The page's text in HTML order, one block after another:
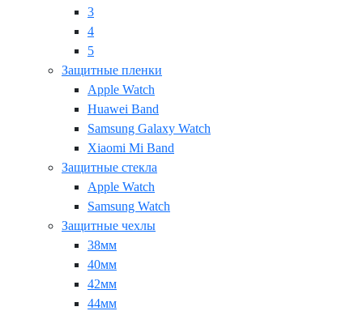
3
4
5
Защитные пленки
Apple Watch
Huawei Band
Samsung Galaxy Watch
Xiaomi Mi Band
Защитные стекла
Apple Watch
Samsung Watch
Защитные чехлы
38мм
40мм
42мм
44мм